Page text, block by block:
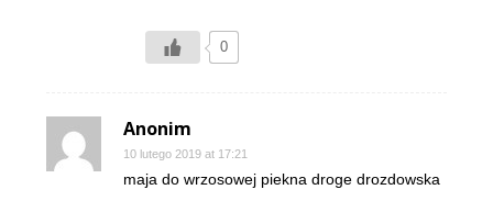
0
Anonim
10 lutego 2019 at 17:21
maja do wrzosowej piekna droge drozdowska